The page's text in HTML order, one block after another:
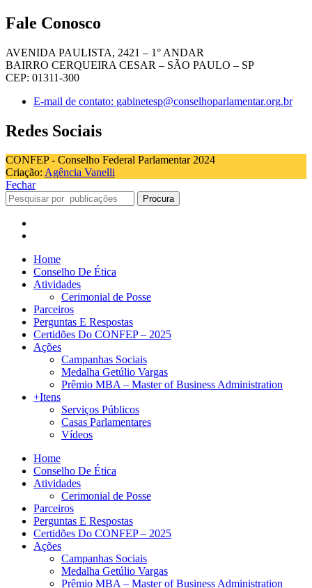
Fale Conosco
AVENIDA PAULISTA, 2421 – 1° ANDAR
BAIRRO CERQUEIRA CESAR – SÃO PAULO – SP
CEP: 01311-300
E-mail de contato: gabinetesp@conselhoparlamentar.org.br
Redes Sociais
CONFEP - Conselho Federal Parlamentar 2024
Criação: Agência Vanelli
Fechar
Procura
Home
Conselho De Ética
Atividades
Cerimonial de Posse
Parceiros
Perguntas E Respostas
Certidões Do CONFEP – 2025
Ações
Campanhas Sociais
Medalha Getúlio Vargas
Prêmio MBA – Master of Business Administration
+Itens
Serviços Públicos
Casas Parlamentares
Vídeos
Home
Conselho De Ética
Atividades
Cerimonial de Posse
Parceiros
Perguntas E Respostas
Certidões Do CONFEP – 2025
Ações
Campanhas Sociais
Medalha Getúlio Vargas
Prêmio MBA – Master of Business Administration